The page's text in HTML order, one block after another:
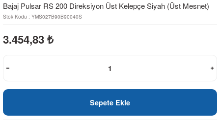
Bajaj Pulsar RS 200 Direksiyon Üst Kelepçe Siyah (Üst Mesnet)
Stok Kodu : YMS027B90B90040S
3.454,83 ₺
Sepete Ekle